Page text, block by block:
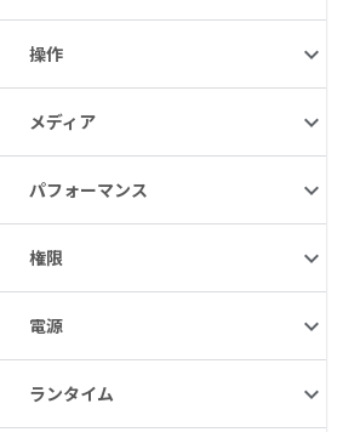
操作
メディア
パフォーマンス
権限
電源
ランタイム